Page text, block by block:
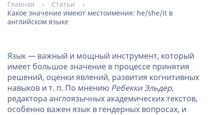
Главная
Статьи
Какое значение имеют местоимения: he/she/it в
английском языке
Язык — важный и мощный инструмент, который
имеет большое значение в процессе принятия
решений, оценки явлений, развития когнитивных
навыков и т. п. По мнению Ребекки Эльдер,
редактора англоязычных академических текстов,
особенно важен язык в гендерных вопросах, и